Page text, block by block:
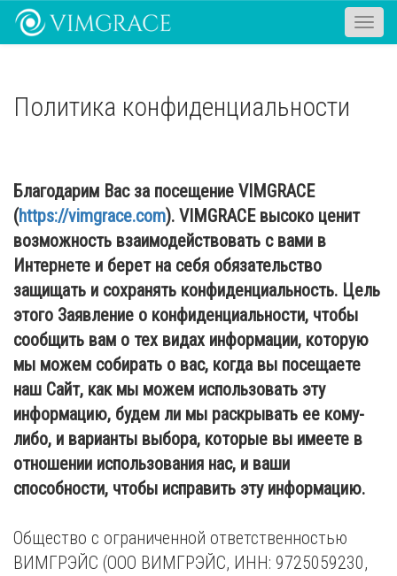
Toggle
Политика конфиденциальности
Благодарим Вас за посещение VIMGRACE
(https://vimgrace.com). VIMGRACE высоко ценит
возможность взаимодействовать с вами в
Интернете и берет на себя обязательство
защищать и сохранять конфиденциальность. Цель
этого Заявление о конфиденциальности, чтобы
сообщить вам о тех видах информации, которую
мы можем собирать о вас, когда вы посещаете
наш Сайт, как мы можем использовать эту
информацию, будем ли мы раскрывать ее кому-
либо, и варианты выбора, которые вы имеете в
отношении использования нас, и ваши
способности, чтобы исправить эту информацию.
Общество с ограниченной ответственностью
ВИМГРЭЙС (ООО ВИМГРЭЙС, ИНН: 9725059230,